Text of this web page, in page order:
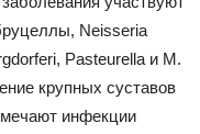
Neisseria
Pasteurella и M.
крупных суставов
инфекции